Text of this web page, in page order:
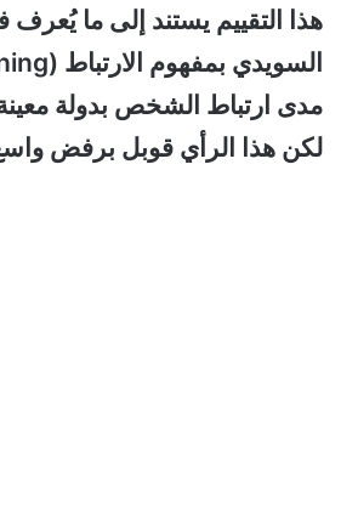
هذا التقييم يستند إلى ما يُعرف
مدى ارتباط الشخص بدولة معينة
لكن هذا الرأي قوبل برفض